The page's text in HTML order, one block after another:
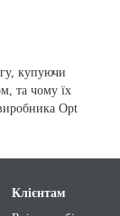
купуючи
та чому їх
Opt
Клієнтам